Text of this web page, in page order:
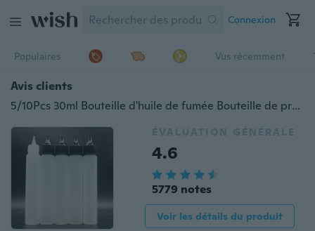
Connexion
Populaires Vus récemment
Avis clients
5/10Pcs 30ml Bouteille d'huile de fumée Bouteille de précision à l'aiguille Bouteilles vides Bouteilles vides
ÉVALUATION GÉNÉRALE
4.6
5779 notes
Voir les détails du produit